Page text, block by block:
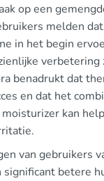
op een
melden
in het begin
verbetering
benadrukt dat
en dat het
kan
van gebruikers
significant betere